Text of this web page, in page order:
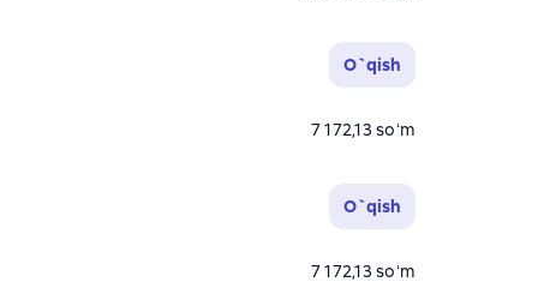
O`qish
7 172,13 soʻm
O`qish
7 172,13 soʻm